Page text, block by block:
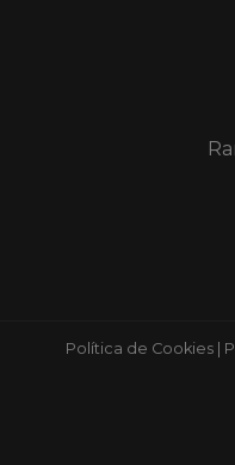
Política de Cookies|